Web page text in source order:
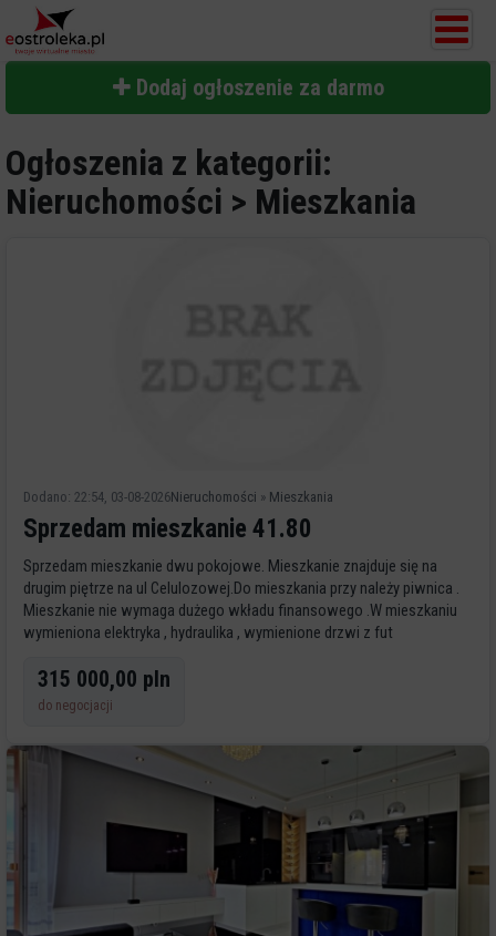
Dodaj ogłoszenie za darmo
Ogłoszenia z kategorii:
Nieruchomości > Mieszkania
Dodano: 22:54, 03-08-2026Nieruchomości » Mieszkania
Sprzedam mieszkanie 41.80
Sprzedam mieszkanie dwu pokojowe. Mieszkanie znajduje się na
drugim piętrze na ul Celulozowej.Do mieszkania przy należy piwnica .
Mieszkanie nie wymaga dużego wkładu finansowego .W mieszkaniu
wymieniona elektryka , hydraulika , wymienione drzwi z fut
315 000,00 pln
do negocjacji